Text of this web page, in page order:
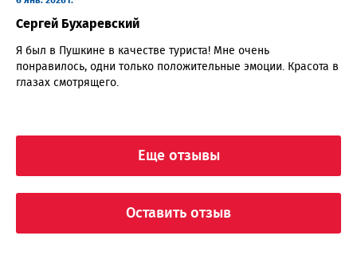
Сергей Бухаревский
Я был в Пушкине в качестве туриста! Мне очень
понравилось, одни только положительные эмоции. Красота в
глазах смотрящего.
Еще отзывы
Оставить отзыв